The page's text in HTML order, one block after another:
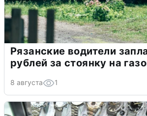
Рязанские водители
рублей за стоянку на
8 августа 1